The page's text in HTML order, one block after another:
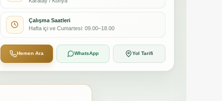
Çalışma Saatleri
Hafta içi ve Cumartesi: 09.00–18.00
Hemen Ara WhatsApp Yol Tarifi